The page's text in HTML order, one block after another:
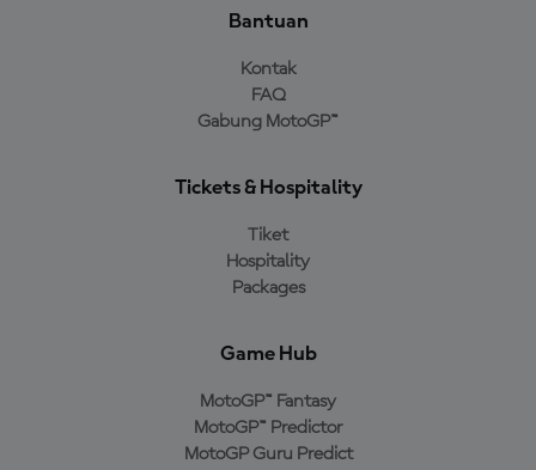
Bantuan
Kontak
FAQ
Gabung MotoGP™
Tickets & Hospitality
Tiket
Hospitality
Packages
Game Hub
MotoGP™ Fantasy
MotoGP™ Predictor
MotoGP Guru Predict